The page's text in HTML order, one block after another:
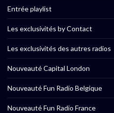
Entrée playlist
Les exclusivités by Contact
Les exclusivités des autres radios
Nouveauté Capital London
Nouveauté Fun Radio Belgique
Nouveauté Fun Radio France